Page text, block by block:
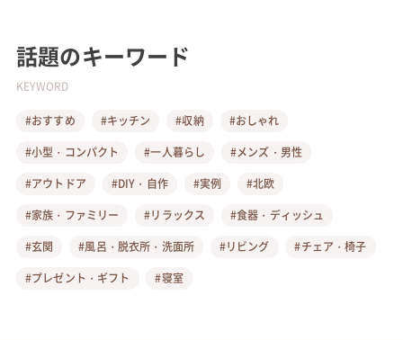
話題のキーワード
KEYWORD
#おすすめ #キッチン #収納
#おしゃれ
#小型・コンパクト
#一人暮らし
#メンズ・男性
#アウトドア
#DIY・自作 #実例
#北欧
#家族・ファミリー
#リラックス
#食器・ディッシュ
#玄関
#風呂・脱衣所・洗面所 #リビング
#チェア・椅子
#プレゼント・ギフト
#寝室